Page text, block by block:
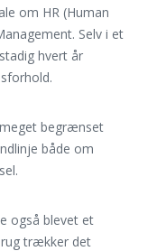
om HR (Human
Selv i et
hvert år
begrænset
både om
også blevet et
trækker det